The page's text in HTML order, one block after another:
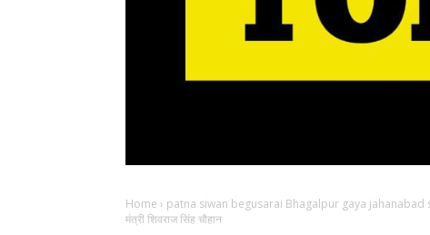
Home › patna siwan begusarai Bhagalpur gaya jahanabad
मंत्री शिवराज सिंह चौहान